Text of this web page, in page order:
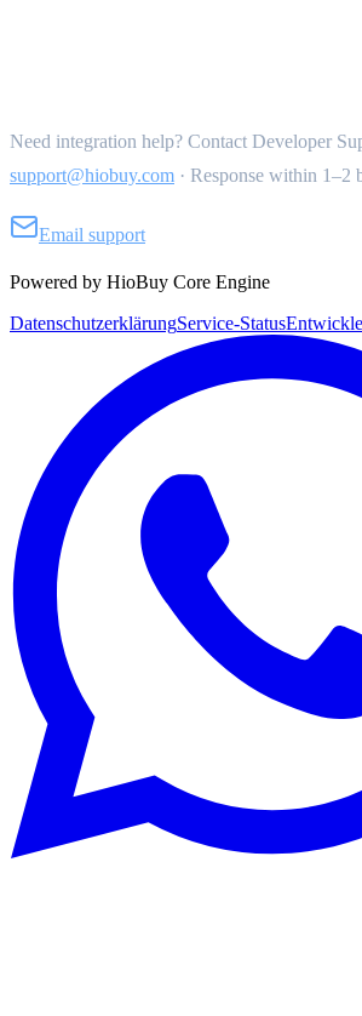
Need integration help? Contact Developer
support@hiobuy.com · Response within 1–2
Email support
Powered by HioBuy Core Engine
DatenschutzerklärungService-Status